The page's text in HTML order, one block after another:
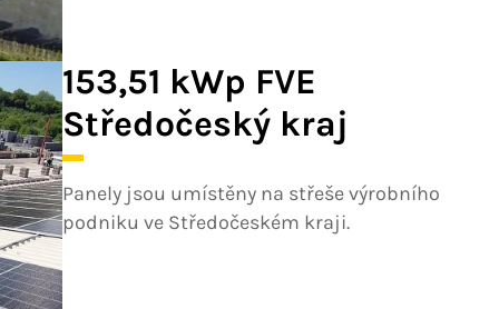
153,51 kWp FVE
Středočeský kraj
Panely jsou umístěny na střeše výrobního
podniku ve Středočeském kraji.